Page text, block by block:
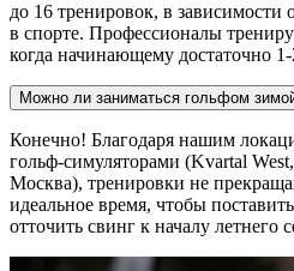
до 16 тренировок, в зависимости
в спорте. Профессионалы
когда начинающему достаточно
Можно ли заниматься гольфом
Конечно! Благодаря нашим
гольф-симуляторами (Kvartal
Москва), тренировки не
идеальное время, чтобы
отточить свинг к началу летнего